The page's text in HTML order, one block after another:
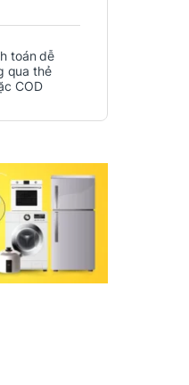
toán dễ
qua thẻ
COD